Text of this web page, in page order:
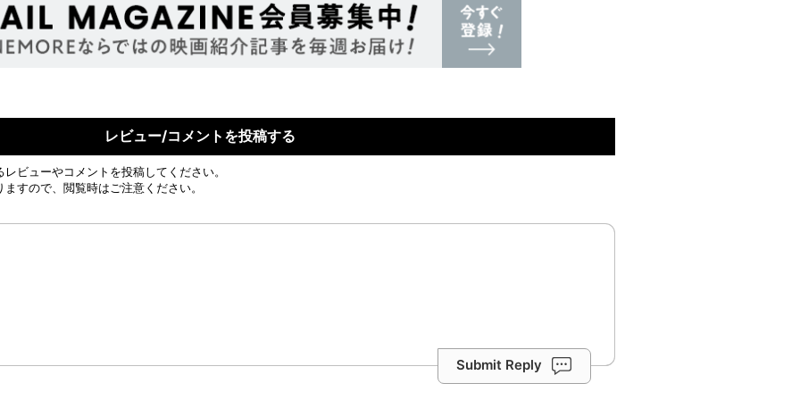
レビュー/コメントを投稿する
ビューやコメントを投稿してください。
すので、閲覧時はご注意ください。
Submit Reply